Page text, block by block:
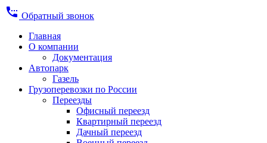
settings_phone Обратный звонок
Главная
О компании
Документация
Автопарк
Газель
Грузоперевозки по России
Переезды
Офисный переезд
Квартирный переезд
Дачный переезд